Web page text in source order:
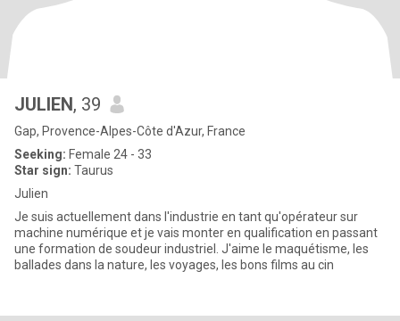
JULIEN, 39
Gap, Provence-Alpes-Côte d'Azur, France
Seeking: Female 24 - 33
Star sign: Taurus
Julien
Je suis actuellement dans l'industrie en tant qu'opérateur sur
machine numérique et je vais monter en qualification en passant
une formation de soudeur industriel. J'aime le maquétisme, les
ballades dans la nature, les voyages, les bons films au cin